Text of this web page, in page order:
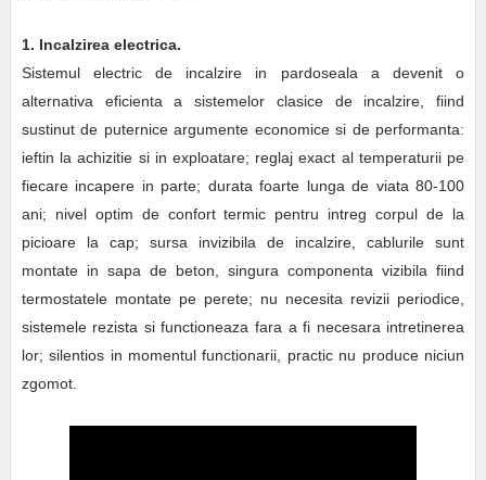
1. Incalzirea electrica.
Sistemul electric de incalzire in pardoseala a devenit o
alternativa eficienta a sistemelor clasice de incalzire, fiind
sustinut de puternice argumente economice si de performanta:
ieftin la achizitie si in exploatare; reglaj exact al temperaturii pe
fiecare incapere in parte; durata foarte lunga de viata 80-100
ani; nivel optim de confort termic pentru intreg corpul de la
picioare la cap; sursa invizibila de incalzire, cablurile sunt
montate in sapa de beton, singura componenta vizibila fiind
termostatele montate pe perete; nu necesita revizii periodice,
sistemele rezista si functioneaza fara a fi necesara intretinerea
lor; silentios in momentul functionarii, practic nu produce niciun
zgomot.